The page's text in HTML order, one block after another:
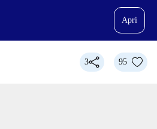
Apri
3 95